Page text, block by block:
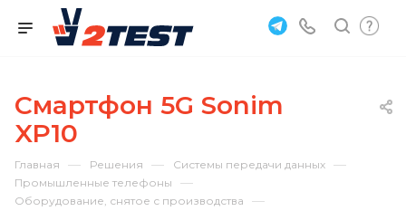
Смартфон 5G Sonim
XP10
Главная — Решения — Системы передачи данных —
Промышленные телефоны —
Оборудование, снятое с производства —